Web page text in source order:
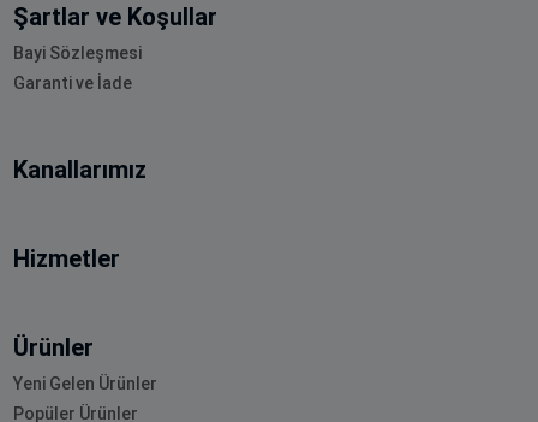
Şartlar ve Koşullar
Bayi Sözleşmesi
Garanti ve İade
Kanallarımız
Hizmetler
Ürünler
Yeni Gelen Ürünler
Popüler Ürünler